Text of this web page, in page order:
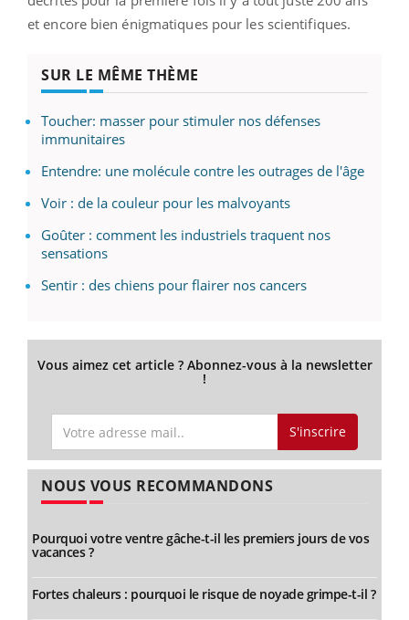
et encore bien énigmatiques pour les scientifiques.
SUR LE MÊME THÈME
Toucher: masser pour stimuler nos défenses
immunitaires
Entendre: une molécule contre les outrages de l'âge
Voir : de la couleur pour les malvoyants
Goûter : comment les industriels traquent nos
sensations
Sentir : des chiens pour flairer nos cancers
Vous aimez cet article ? Abonnez-vous à la newsletter
!
S'inscrire
NOUS VOUS RECOMMANDONS
Pourquoi votre ventre gâche-t-il les premiers jours de vos
vacances ?
Fortes chaleurs : pourquoi le risque de noyade grimpe-t-il ?